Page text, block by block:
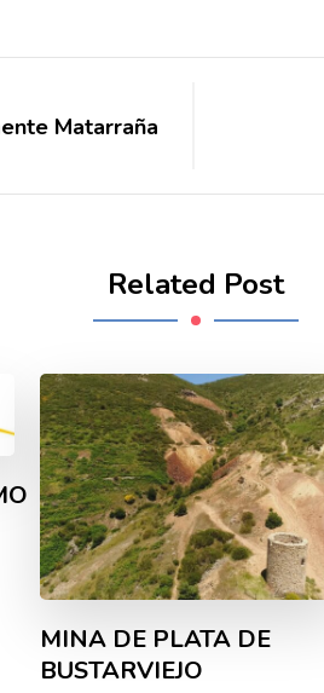
Matarraña
Related Post
MINA DE PLATA DE
BUSTARVIEJO